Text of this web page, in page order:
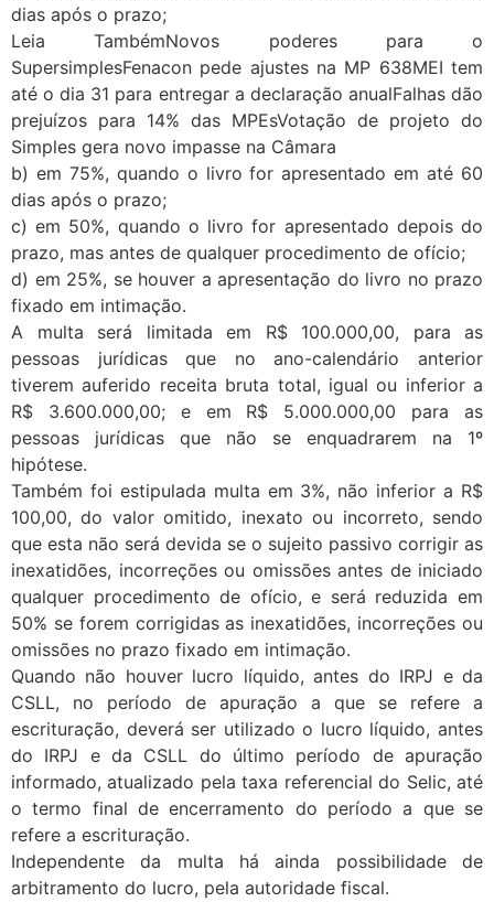
dias após o prazo;
Leia TambémNovos poderes para o
SupersimplesFenacon pede ajustes na MP 638MEI tem
até o dia 31 para entregar a declaração anualFalhas dão
prejuízos para 14% das MPEsVotação de projeto do
Simples gera novo impasse na Câmara
b) em 75%, quando o livro for apresentado em até 60
dias após o prazo;
c) em 50%, quando o livro for apresentado depois do
prazo, mas antes de qualquer procedimento de ofício;
d) em 25%, se houver a apresentação do livro no prazo
fixado em intimação.
A multa será limitada em R$ 100.000,00, para as
pessoas jurídicas que no ano-calendário anterior
tiverem auferido receita bruta total, igual ou inferior a
R$ 3.600.000,00; e em R$ 5.000.000,00 para as
pessoas jurídicas que não se enquadrarem na 1º
hipótese.
Também foi estipulada multa em 3%, não inferior a R$
100,00, do valor omitido, inexato ou incorreto, sendo
que esta não será devida se o sujeito passivo corrigir as
inexatidões, incorreções ou omissões antes de iniciado
qualquer procedimento de ofício, e será reduzida em
50% se forem corrigidas as inexatidões, incorreções ou
omissões no prazo fixado em intimação.
Quando não houver lucro líquido, antes do IRPJ e da
CSLL, no período de apuração a que se refere a
escrituração, deverá ser utilizado o lucro líquido, antes
do IRPJ e da CSLL do último período de apuração
informado, atualizado pela taxa referencial do Selic, até
o termo final de encerramento do período a que se
refere a escrituração.
Independente da multa há ainda possibilidade de
arbitramento do lucro, pela autoridade fiscal.